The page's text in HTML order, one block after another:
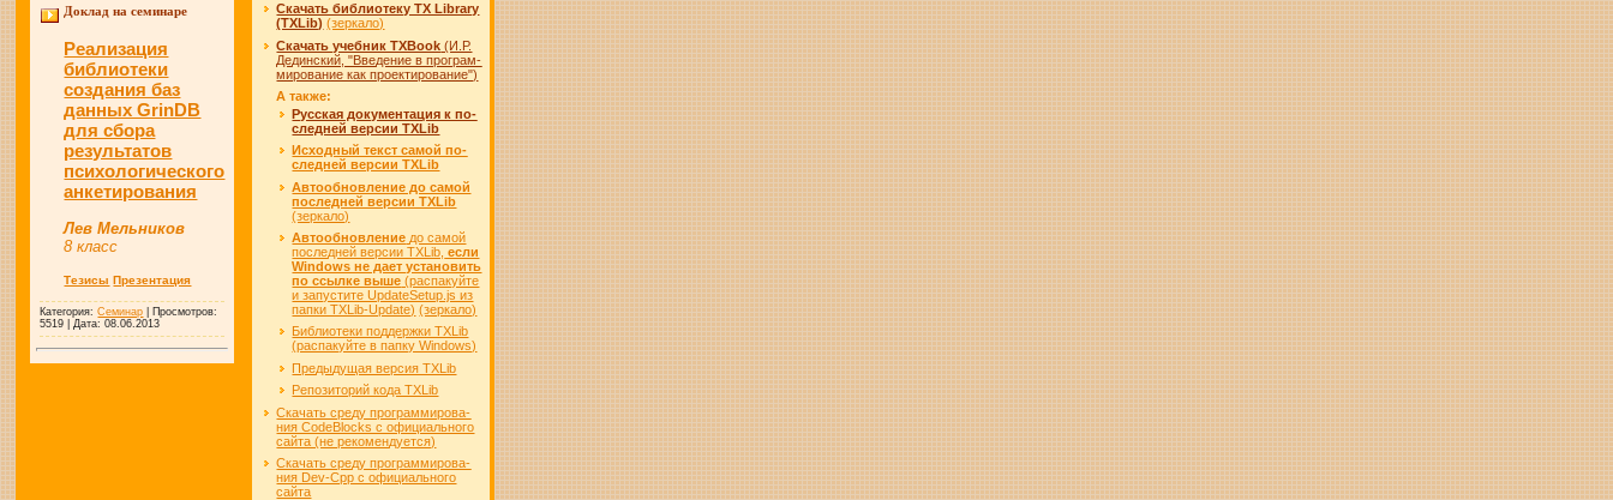
Доклад на семинаре
Реализация
библиотеки
создания баз
данных GrinDB
для сбора
результатов
психологического
анкетирования
Лев Мельников
8 класс
Тезисы Презентация
Категория:Семинар | Просмотров:
5519 | Дата: 08.06.2013
Скачать биб­ли­о­те­ку TX Library
(TXLib) (зер­ка­ло)
Ска­чать учеб­ник TXBook (И.Р.
Де­дин­ский, "Вве­де­ние в про­грам­
ми­ро­ва­ние как про­ек­ти­ро­ва­ние")
А так­же:
Рус­с­кая до­ку­мен­та­ция к по­
след­ней вер­сии TXLib
Ис­ход­ный текст са­мой по­
след­ней вер­сии TXLib
Ав­то­об­нов­ле­ние до са­мой
по­след­ней вер­сии TXLib
(зер­ка­ло)
Ав­то­об­нов­ле­ние до са­мой
по­след­ней вер­сии TXLib, ес­ли
Windows не да­ет уста­но­вить
по ссыл­ке вы­ше (рас­па­куй­те
и за­пус­ти­те UpdateSetup.js из
пап­ки TXLib-Update) (зер­ка­ло)
Би­бли­о­те­ки под­держ­ки TXLib
(рас­па­куй­те в пап­ку Win­dows)
Пре­ды­ду­щая вер­сия TXLib
Ре­по­зи­то­рий кода TXLib
Скачать сре­ду про­грам­ми­ро­ва­
ния CodeBlocks с офи­ци­аль­но­го
сай­та (не ре­ко­мен­ду­ет­ся)
Скачать сре­ду про­грам­ми­ро­ва­
ния Dev-Cpp с офи­ци­аль­но­го
сай­та